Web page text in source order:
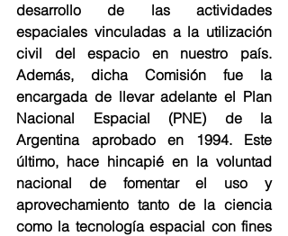
desarrollo de las actividades
espaciales vinculadas a la utilización
civil del espacio en nuestro país.
Además, dicha Comisión fue la
encargada de llevar adelante el Plan
Nacional Espacial (PNE) de la
Argentina aprobado en 1994. Este
último, hace hincapié en la voluntad
nacional de fomentar el uso y
aprovechamiento tanto de la ciencia
como la tecnología espacial con fines